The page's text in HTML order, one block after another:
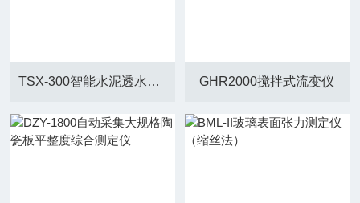
TSX-300智能水泥透水路面砖透水系数测定仪 GHR2000搅拌式流变仪